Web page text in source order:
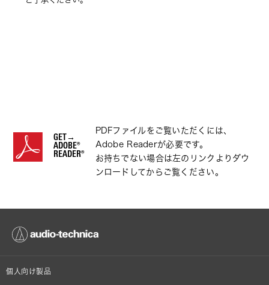
GET→
ADOBE®
READER®
PDFファイルをご覧いただくには、
Adobe Readerが必要です。
お持ちでない場合は左のリンクよりダウ
ンロードしてからご覧ください。
個人向け製品